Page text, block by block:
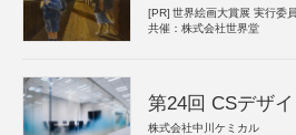
[PR] 世界絵画大賞展 実行委
共催：株式会社世界堂
第24回 CSデザ
株式会社中川ケミカル